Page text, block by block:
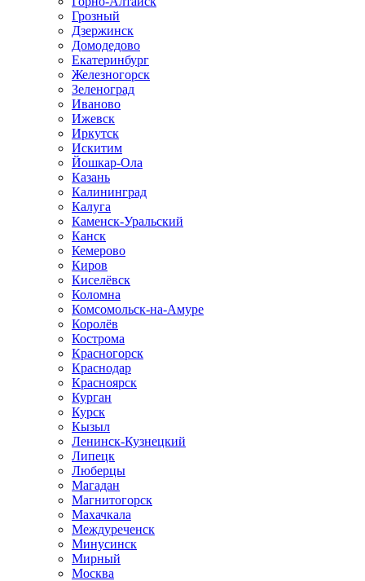
Грозный
Дзержинск
Домодедово
Екатеринбург
Железногорск
Зеленоград
Иваново
Ижевск
Иркутск
Искитим
Йошкар-Ола
Казань
Калининград
Калуга
Каменск-Уральский
Канск
Кемерово
Киров
Киселёвск
Коломна
Комсомольск-на-Амуре
Королёв
Кострома
Красногорск
Краснодар
Красноярск
Курган
Курск
Кызыл
Ленинск-Кузнецкий
Липецк
Люберцы
Магадан
Магнитогорск
Махачкала
Междуреченск
Минусинск
Мирный
Москва